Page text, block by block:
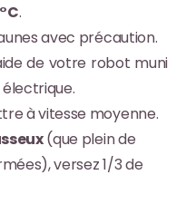
.
avec précaution.
de votre robot muni
à vitesse moyenne.
(que plein de
versez 1/3 de